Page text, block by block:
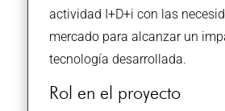
actividad I+D+i con las
mercado para alcanzar un
tecnología desarrollada.
Rol en el proyecto